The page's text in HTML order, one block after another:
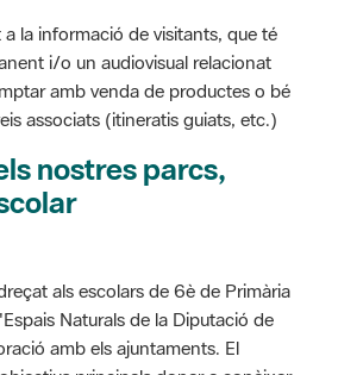
la informació de visitants, que té
i/o un audiovisual relacionat
amb venda de productes o bé
associats (itineratis guiats, etc.)
nostres parcs,
als escolars de 6è de Primària
Naturals de la Diputació de
amb els ajuntaments. El